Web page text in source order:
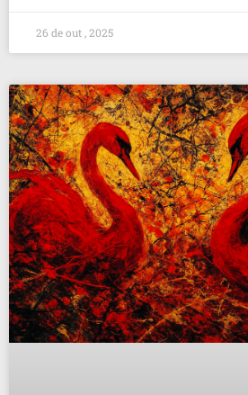
26 de out , 2025